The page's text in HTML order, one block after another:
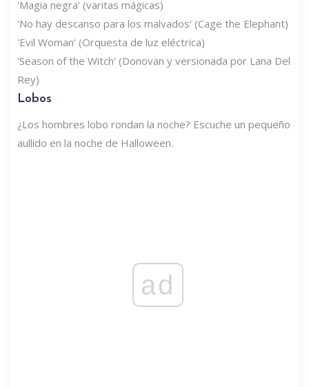
'Magia negra' (varitas mágicas)
'No hay descanso para los malvados' (Cage the Elephant)
'Evil Woman' (Orquesta de luz eléctrica)
'Season of the Witch' (Donovan y versionada por Lana Del
Rey)
Lobos
¿Los hombres lobo rondan la noche? Escuche un pequeño
aullido en la noche de Halloween.
ad